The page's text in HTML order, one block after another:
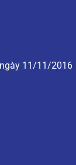
11/11/2016